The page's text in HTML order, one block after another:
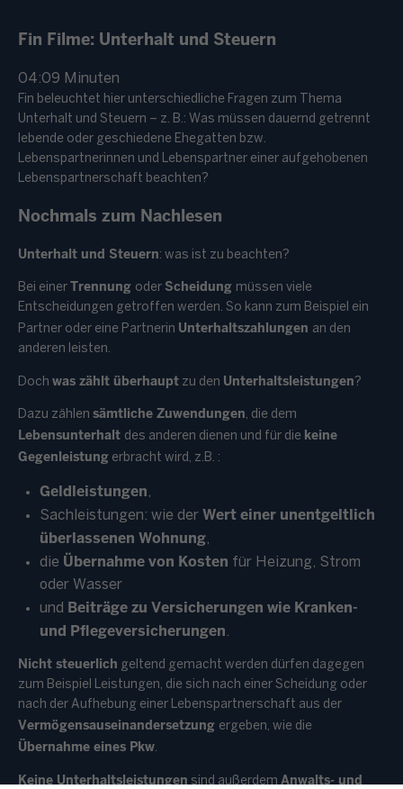
Fin Filme: Unterhalt und Steuern
04:09 Minuten
Fin beleuchtet hier unterschiedliche Fragen zum Thema
Unterhalt und Steuern – z. B.: Was müssen dauernd getrennt
lebende oder geschiedene Ehegatten bzw.
Lebenspartnerinnen und Lebenspartner einer aufgehobenen
Lebenspartnerschaft beachten?
Nochmals zum Nachlesen
Unterhalt und Steuern: was ist zu beachten?
Bei einer Trennung oder Scheidung müssen viele
Entscheidungen getroffen werden. So kann zum Beispiel ein
Partner oder eine Partnerin Unterhaltszahlungen an den
anderen leisten.
Doch was zählt überhaupt zu den Unterhaltsleistungen ?
Dazu zählen sämtliche Zuwendungen, die dem
Lebensunterhalt des anderen dienen und für die keine
Gegenleistung erbracht wird, z.B. :
Geldleistungen
Sachleistungen: wie der Wert einer unentgeltlich
überlassenen Wohnung
die Übernahme von Kosten für Heizung, Strom
oder Wasser
und Beiträge zu Versicherungen wie Kranken-
und Pflegeversicherungen
Nicht steuerlich geltend gemacht werden dürfen dagegen
zum Beispiel Leistungen, die sich nach einer Scheidung oder
nach der Aufhebung einer Lebenspartnerschaft aus der
Vermögensauseinandersetzung ergeben, wie die
Übernahme eines Pkw.
Keine Unterhaltsleistungen sind außerdem Anwalts- und